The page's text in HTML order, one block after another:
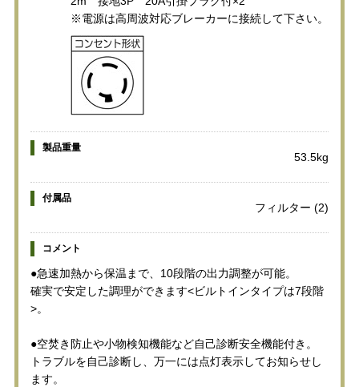
※電源は高周波対応ブレーカーに接続して下さい。
製品重量
53.5kg
付属品
フィルター (2)
コメント
●急速加熱から保温まで、10段階の出力調整が可能。
確実で安定した調理ができます<ビルトインタイプは7段階
>。
●空焚き防止や小物検知機能など自己診断安全機能付き。
トラブルを自己診断し、万一には点灯表示してお知らせし
ます。